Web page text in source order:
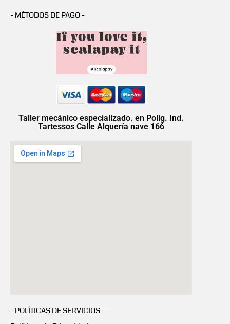
- MÉTODOS DE PAGO -
Taller mecánico especializado. en Polig. Ind.
Tartessos Calle Alquería nave 166
- POLÍTICAS DE SERVICIOS -